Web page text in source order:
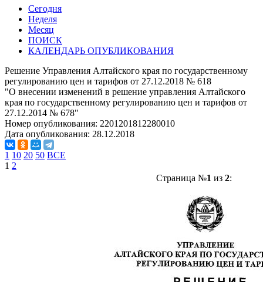
Сегодня
Неделя
Месяц
ПОИСК
КАЛЕНДАРЬ ОПУБЛИКОВАНИЯ
Решение Управления Алтайского края по государственному
регулированию цен и тарифов от 27.12.2018 № 618
"О внесении изменений в решение управления Алтайского
края по государственному регулированию цен и тарифов от
27.12.2014 № 678"
Номер опубликования: 2201201812280010
Дата опубликования: 28.12.2018
1 10 20 50 ВСЕ
1 2
Страница №1 из 2: